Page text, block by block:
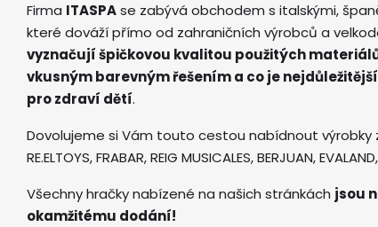
Firma ITASPAse zabývá obchodem s italskými,
které dováží přímo od zahraničních výrobců a
vyznačují špičkovou kvalitou použitých
vkusným barevným řešením a co je
pro zdraví dětí.
Dovolujeme si Vám touto cestou nabídnout výrobky
RE.ELTOYS, FRABAR, REIG MUSICALES, BERJUAN,
Všechny hračky nabízené na našich stránkách jsou
okamžitému dodání!